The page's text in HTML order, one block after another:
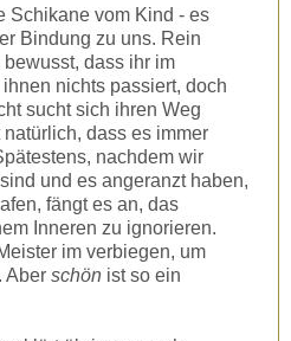
Schikane vom Kind - es
Bindung zu uns. Rein
dass ihr im
nichts passiert, doch
sucht sich ihren Weg
dass es immer
nachdem wir
und es angeranzt haben,
fängt es an, das
Inneren zu ignorieren.
im verbiegen, um
Aber schön ist so ein